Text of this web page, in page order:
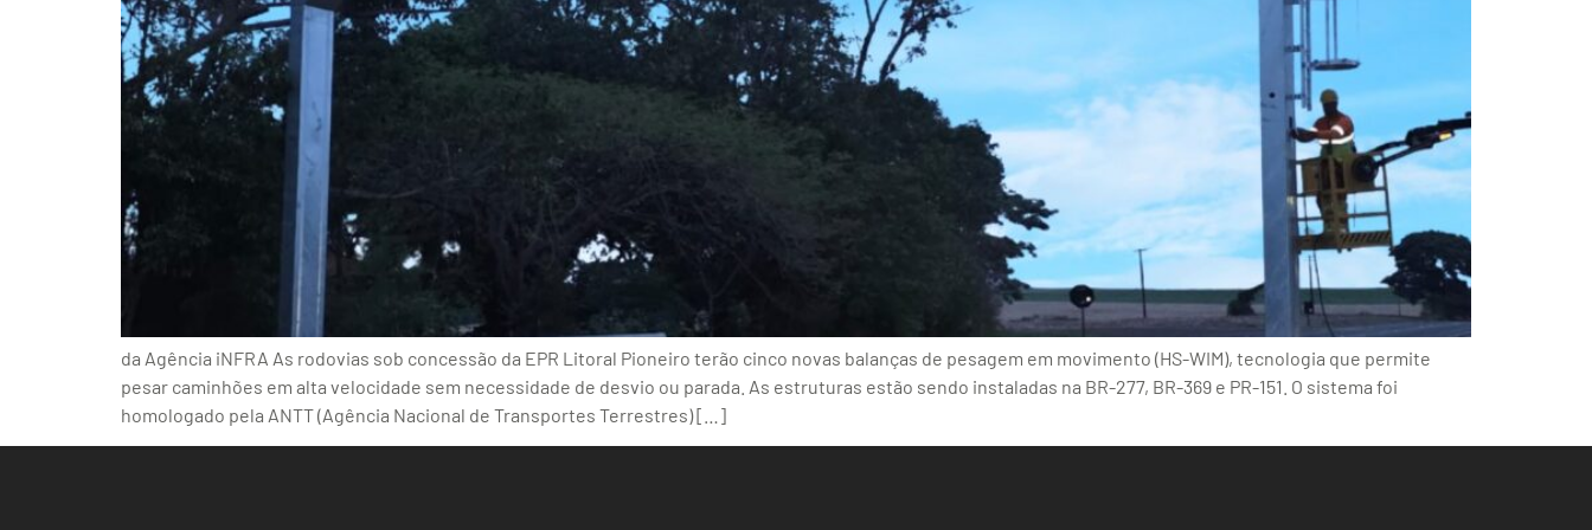
da Agência iNFRA As rodovias sob concessão da EPR Litoral Pioneiro terão cinco novas balanças de pesagem em movimento (HS-WIM), tecnologia que permite
pesar caminhões em alta velocidade sem necessidade de desvio ou parada. As estruturas estão sendo instaladas na BR-277, BR-369 e PR-151. O sistema foi
homologado pela ANTT (Agência Nacional de Transportes Terrestres) […]